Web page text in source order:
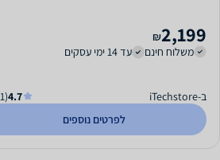
2,199
₪
משלוח חינם
עד 14 ימי עסקים
ב-iTechstore 4.7
(3911)
לפרטים נוספים